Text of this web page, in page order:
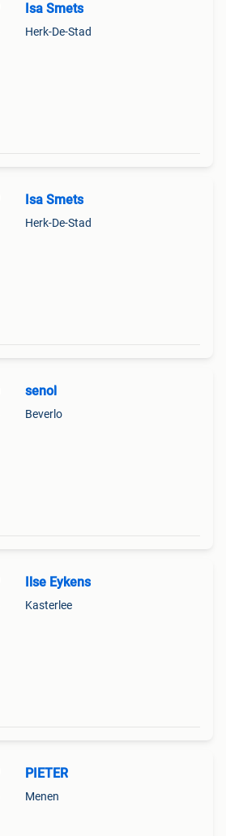
Isa Smets
Herk-De-Stad
Isa Smets
Herk-De-Stad
senol
Beverlo
Ilse Eykens
Kasterlee
PIETER
Menen